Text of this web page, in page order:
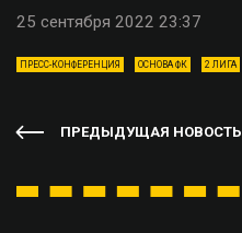
25 сентября 2022 23:37
ПРЕСС-КОНФЕРЕНЦИЯ ОСНОВА ФК 2 ЛИГА
ПРЕДЫДУЩАЯ НОВОСТЬ